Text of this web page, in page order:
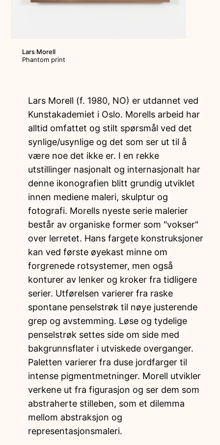
Lars Morell
Phantom print
Lars Morell (f. 1980, NO) er utdannet ved
Kunstakademiet i Oslo. Morells arbeid har
alltid omfattet og stilt spørsmål ved det
synlige/usynlige og det som ser ut til å
være noe det ikke er. I en rekke
utstillinger nasjonalt og internasjonalt har
denne ikonografien blitt grundig utviklet
innen mediene maleri, skulptur og
fotografi. Morells nyeste serie malerier
består av organiske former som "vokser"
over lerretet. Hans fargete konstruksjoner
kan ved første øyekast minne om
forgrenede rotsystemer, men også
konturer av lenker og kroker fra tidligere
serier. Utførelsen varierer fra raske
spontane penselstrøk til nøye justerende
grep og avstemming. Løse og tydelige
penselstrøk settes side om side med
bakgrunnsflater i utviskede overganger.
Paletten varierer fra duse jordfarger til
intense pigmentmetninger. Morell utvikler
verkene ut fra figurasjon og ser dem som
abstraherte stilleben, som et dilemma
mellom abstraksjon og
representasjonsmaleri.